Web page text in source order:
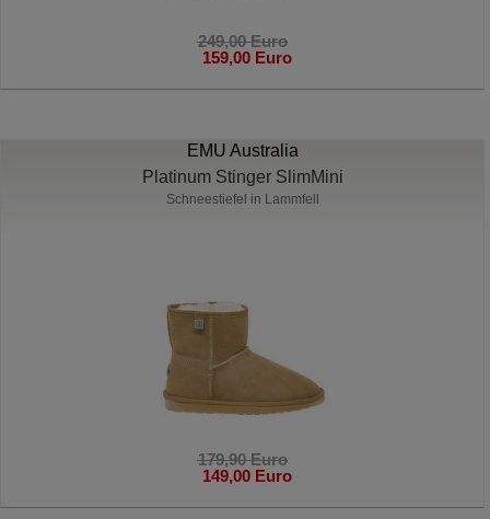
249,00 Euro
159,00 Euro
EMU Australia
Platinum Stinger SlimMini
Schneestiefel in Lammfell
179,90 Euro
149,00 Euro